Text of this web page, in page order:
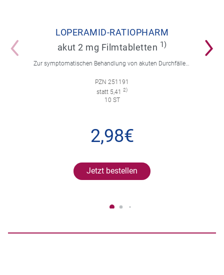
LOPERAMID-RATIOPHARM
akut 2 mg Filmtabletten 1)
Zur symptomatischen Behandlung von akuten Durchfällen für Erwachsene und Kinder ab 12 Jahren.
PZN 251191
statt 5,41 2)
10 ST
2,98€
Jetzt bestellen